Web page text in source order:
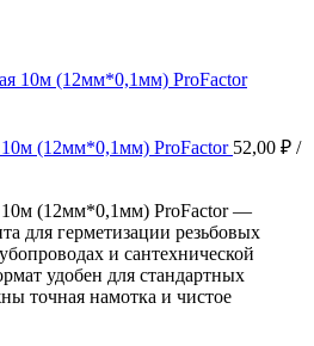
(12мм*0,1мм) ProFactor 52,00 ₽ /
(12мм*0,1мм) ProFactor —
для герметизации резьбовых
и сантехнической
удобен для стандартных
точная намотка и чистое